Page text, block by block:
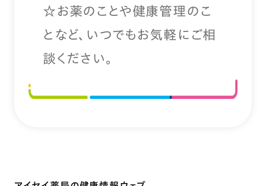
☆お薬のことや健康管理のこ
となど、いつでもお気軽にご相
談ください。